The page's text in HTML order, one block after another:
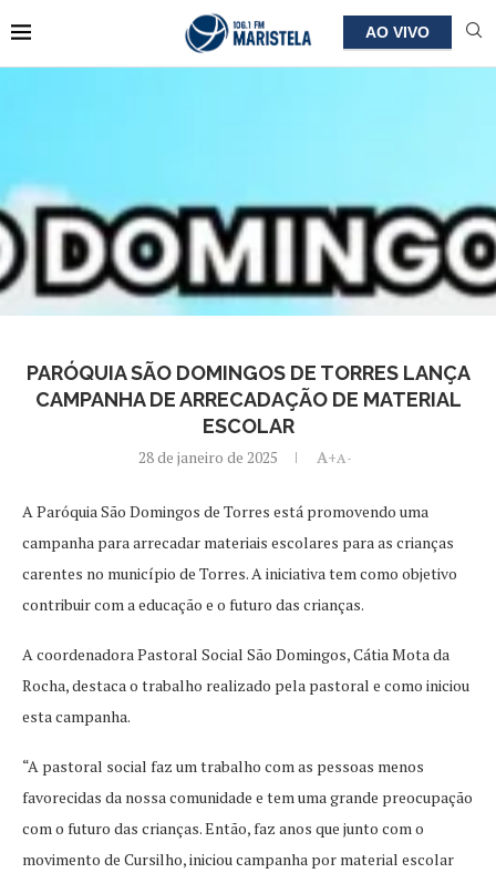
AO VIVO
PARÓQUIA SÃO DOMINGOS DE TORRES LANÇA
CAMPANHA DE ARRECADAÇÃO DE MATERIAL
ESCOLAR
28 de janeiro de 2025 A+A-
A Paróquia São Domingos de Torres está promovendo uma
campanha para arrecadar materiais escolares para as crianças
carentes no município de Torres. A iniciativa tem como objetivo
contribuir com a educação e o futuro das crianças.
A coordenadora Pastoral Social São Domingos, Cátia Mota da
Rocha, destaca o trabalho realizado pela pastoral e como iniciou
esta campanha.
“A pastoral social faz um trabalho com as pessoas menos
favorecidas da nossa comunidade e tem uma grande preocupação
com o futuro das crianças. Então, faz anos que junto com o
movimento de Cursilho, iniciou campanha por material escolar